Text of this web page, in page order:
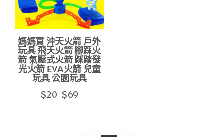
媽媽買 沖天火箭 戶外
玩具 飛天火箭 腳踩火
箭 氣壓式火箭 踩踏發
光火箭 EVA火箭 兒童
玩具 公園玩具
$20-$69